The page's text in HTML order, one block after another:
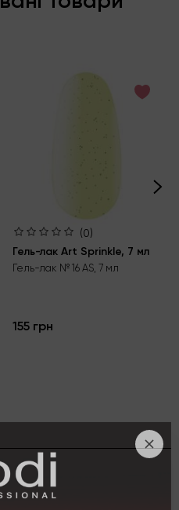
(0)
Гель-лак Art Sprinkle, 7 мл
Гель-лак № 16 AS, 7 мл
155 грн